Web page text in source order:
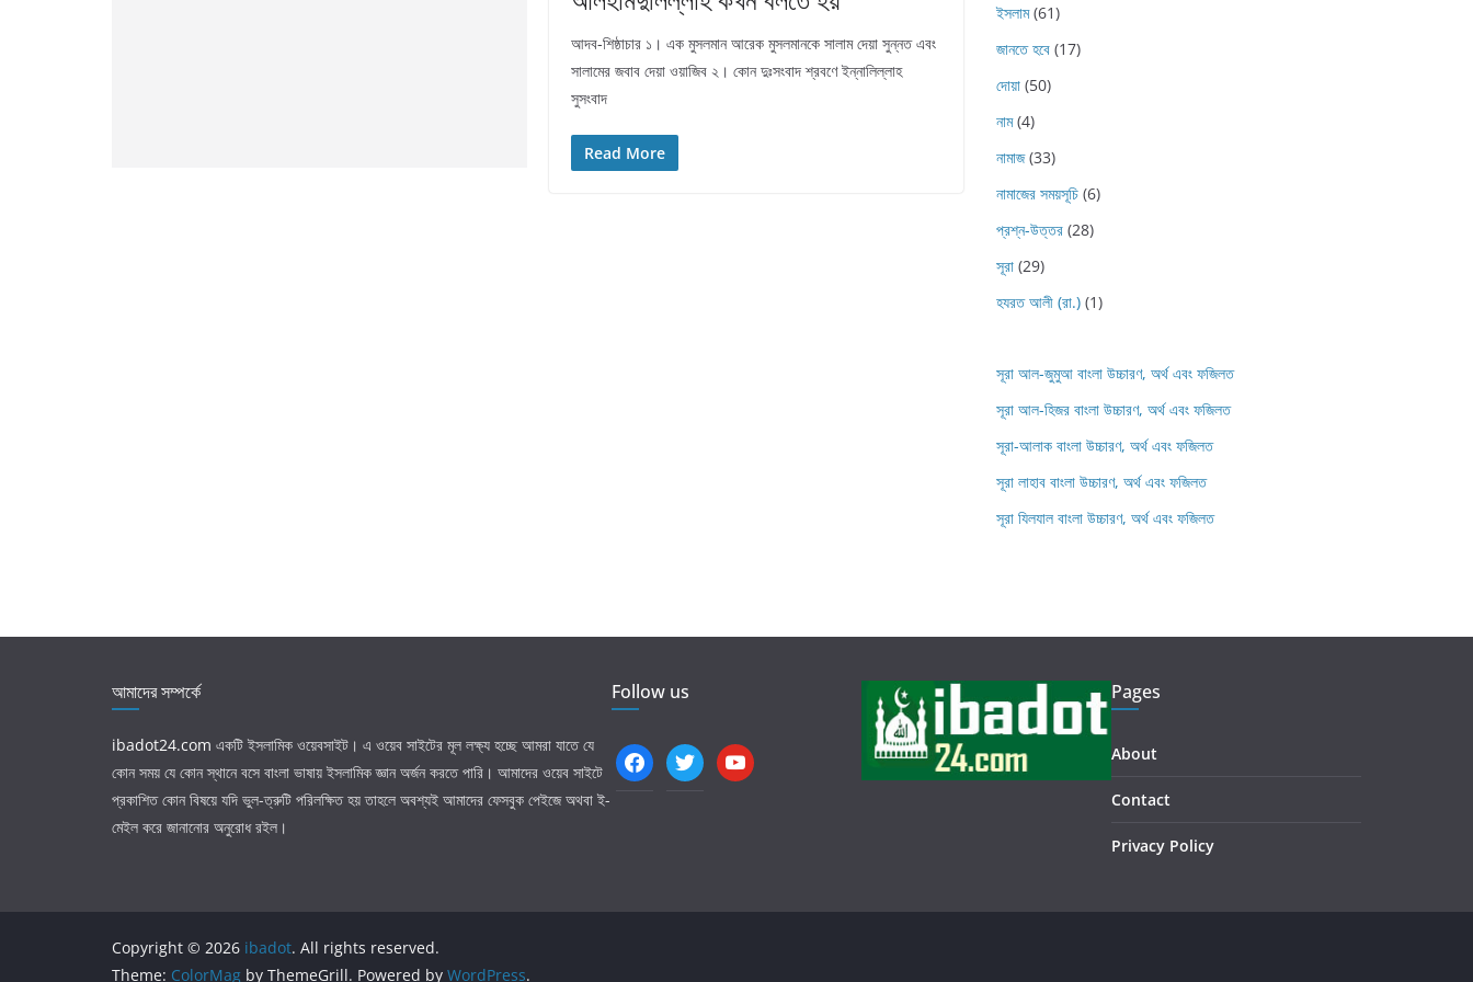
আদব-শিষ্ঠাচার ১। এক মুসলমান আরেক মুসলমানকে সালাম দেয়া সুন্নত এবং
সালামের জবাব দেয়া ওয়াজিব ২। কোন দুঃসংবাদ শ্রবণে ইন্নালিল্লাহ
সুসংবাদ
Read More
ইসলাম(61)
জানতে হবে (17)
দোয়া (50)
নাম(4)
নামাজ(33)
নামাজের সময়সূচি (6)
প্রশ্ন-উত্তর (28)
সূরা (29)
হযরত আলী (রা.) (1)
সূরা আল-জুমুআ বাংলা উচ্চারণ, অর্থ এবং ফজিলত
সূরা আল-হিজর বাংলা উচ্চারণ, অর্থ এবং ফজিলত
সূরা-আলাক বাংলা উচ্চারণ, অর্থ এবং ফজিলত
সূরা লাহাব‌‌‌ বাংলা উচ্চারণ, অর্থ এবং ফজিলত
সূরা যিলযাল বাংলা উচ্চারণ, অর্থ এবং ফজিলত
আমাদের সম্পর্কে
ibadot24.com একটি ইসলামিক ওয়েবসাইট। এ ওয়েব সাইটের মূল লক্ষ্য হচ্ছে আমরা যাতে যে
কোন সময় যে কোন স্থানে বসে বাংলা ভাষায় ইসলামিক জ্ঞান অর্জন করতে পারি। আমাদের ওয়েব সাইটে
প্রকাশিত কোন বিষয়ে যদি ভুল-ত্রুটি পরিলক্ষিত হয় তাহলে অবশ্যই আমাদের ফেসবুক পেইজে অথবা ই-
মেইল করে জানানোর অনুরোধ রইল।
Follow us
facebooktwitter youtube
Pages
About
Contact
Privacy Policy
Copyright © 2026 ibadot. All rights reserved.
Theme: ColorMag by ThemeGrill. Powered by WordPress.